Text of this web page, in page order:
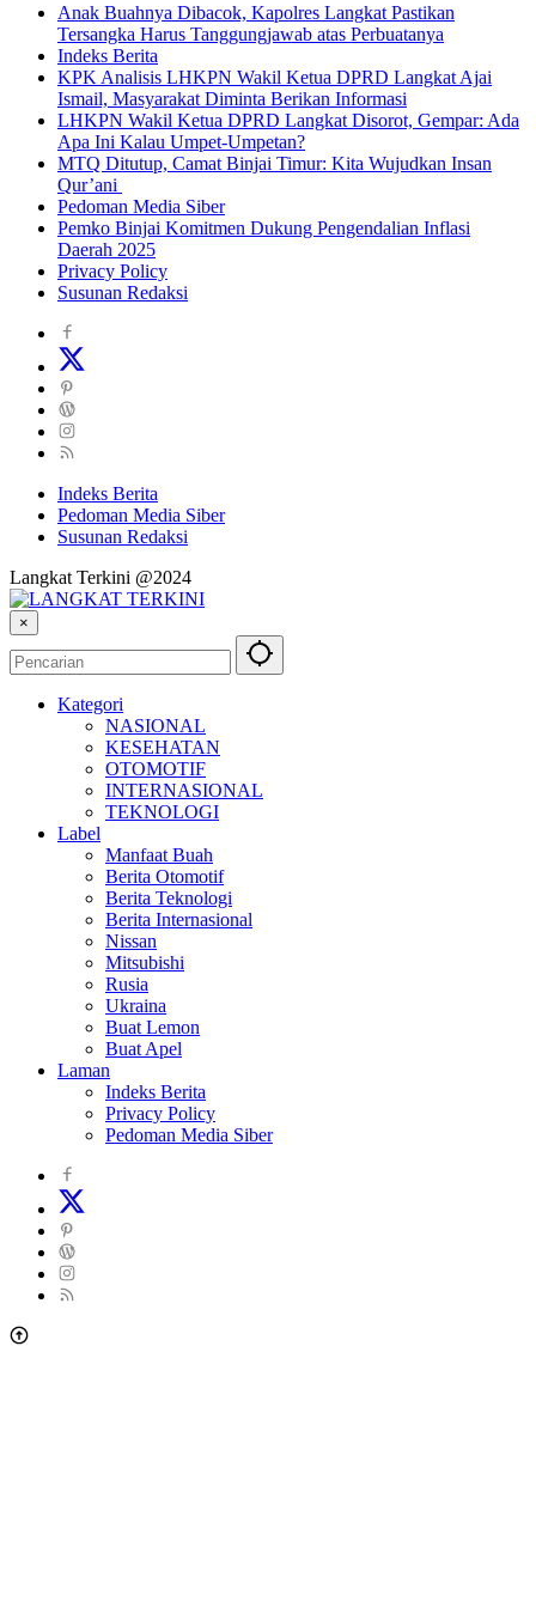
Anak Buahnya Dibacok, Kapolres Langkat Pastikan
Tersangka Harus Tanggungjawab atas Perbuatanya
Indeks Berita
KPK Analisis LHKPN Wakil Ketua DPRD Langkat Ajai
Ismail, Masyarakat Diminta Berikan Informasi
LHKPN Wakil Ketua DPRD Langkat Disorot, Gempar: Ada
Apa Ini Kalau Umpet-Umpetan?
MTQ Ditutup, Camat Binjai Timur: Kita Wujudkan Insan
Qur’ani
Pedoman Media Siber
Pemko Binjai Komitmen Dukung Pengendalian Inflasi
Daerah 2025
Privacy Policy
Susunan Redaksi
Indeks Berita
Pedoman Media Siber
Susunan Redaksi
Langkat Terkini @2024
×
Kategori
NASIONAL
KESEHATAN
OTOMOTIF
INTERNASIONAL
TEKNOLOGI
Label
Manfaat Buah
Berita Otomotif
Berita Teknologi
Berita Internasional
Nissan
Mitsubishi
Rusia
Ukraina
Buat Lemon
Buat Apel
Laman
Indeks Berita
Privacy Policy
Pedoman Media Siber